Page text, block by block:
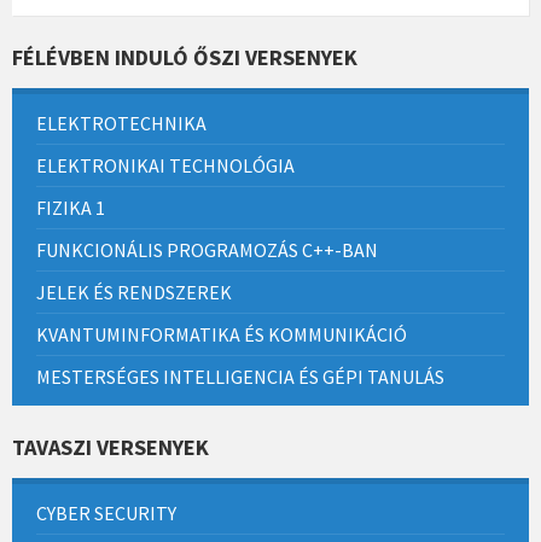
FÉLÉVBEN INDULÓ ŐSZI VERSENYEK
ELEKTROTECHNIKA
ELEKTRONIKAI TECHNOLÓGIA
FIZIKA 1
FUNKCIONÁLIS PROGRAMOZÁS C++-BAN
JELEK ÉS RENDSZEREK
KVANTUMINFORMATIKA ÉS KOMMUNIKÁCIÓ
MESTERSÉGES INTELLIGENCIA ÉS GÉPI TANULÁS
TAVASZI VERSENYEK
CYBER SECURITY